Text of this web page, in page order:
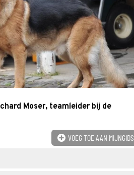
Moser, teamleider bij de
VOEG TOE AAN MIJNGIDS